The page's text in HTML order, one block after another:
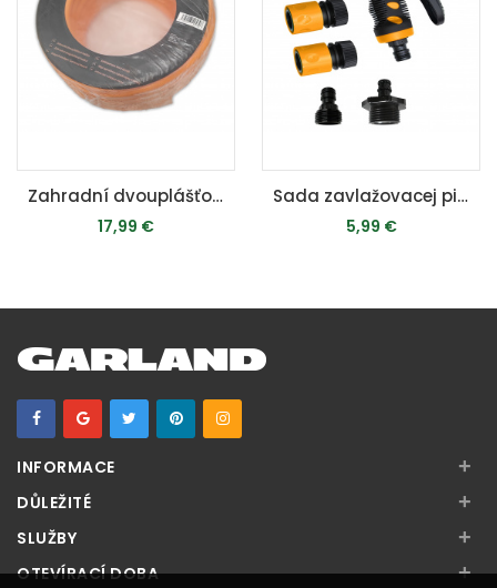
Zahradní dvouplášťová hadice Riwall, délka 20 m, průměr 3/4“ (vnitřní pr. 1/2“)
17,99 €
Sada zavlažovacej pištole s rýchlospojkami
5,99 €
INFORMACE +
DŮLEŽITÉ +
SLUŽBY +
OTEVÍRACÍ DOBA +